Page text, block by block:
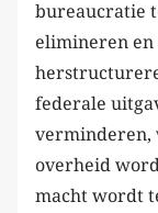
bureaucratie
elimineren en
federale
verminderen,
overheid
macht wordt